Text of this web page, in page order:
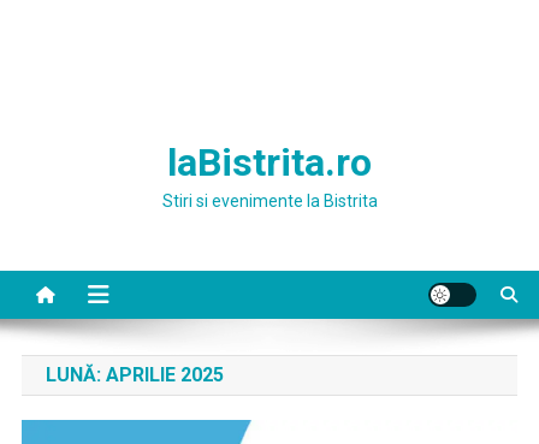
laBistrita.ro
Stiri si evenimente la Bistrita
LUNĂ: APRILIE 2025